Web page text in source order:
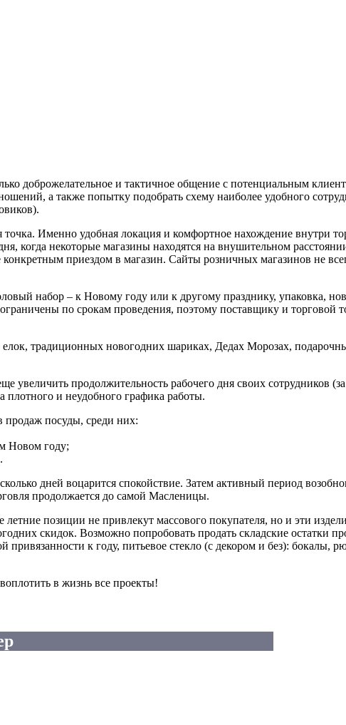
доброжелательное и тактичное общение с потенциальным
а также попытку подобрать схему наиболее удобного
Именно удобная локация и комфортное нахождение внутри
когда некоторые магазины находятся на внушительном
приездом в магазин. Сайты розничных магазинов не
набор – к Новому году или к другому празднику, упаковка,
по срокам проведения, поэтому поставщику и торговой
традиционных новогодних шариках, Дедах Морозах,
увеличить продолжительность рабочего дня своих сотрудников
плотного и неудобного графика работы.
продаж посуды, среди них:
Новом году;
дней воцарится спокойствие. Затем активный период
продолжается до самой Масленицы.
позиции не привлекут массового покупателя, но и эти
скидок. Возможно попробовать продать складские остатки
к году, питьевое стекло (с декором и без):
в жизнь все проекты!